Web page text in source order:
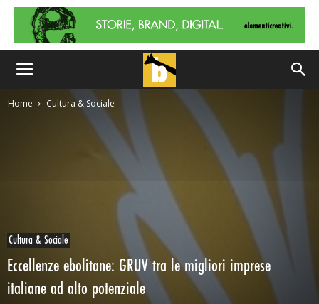
Home Cultura & Sociale
Cultura & Sociale
Eccellenze ebolitane: GRUV tra le migliori imprese
italiane ad alto potenziale